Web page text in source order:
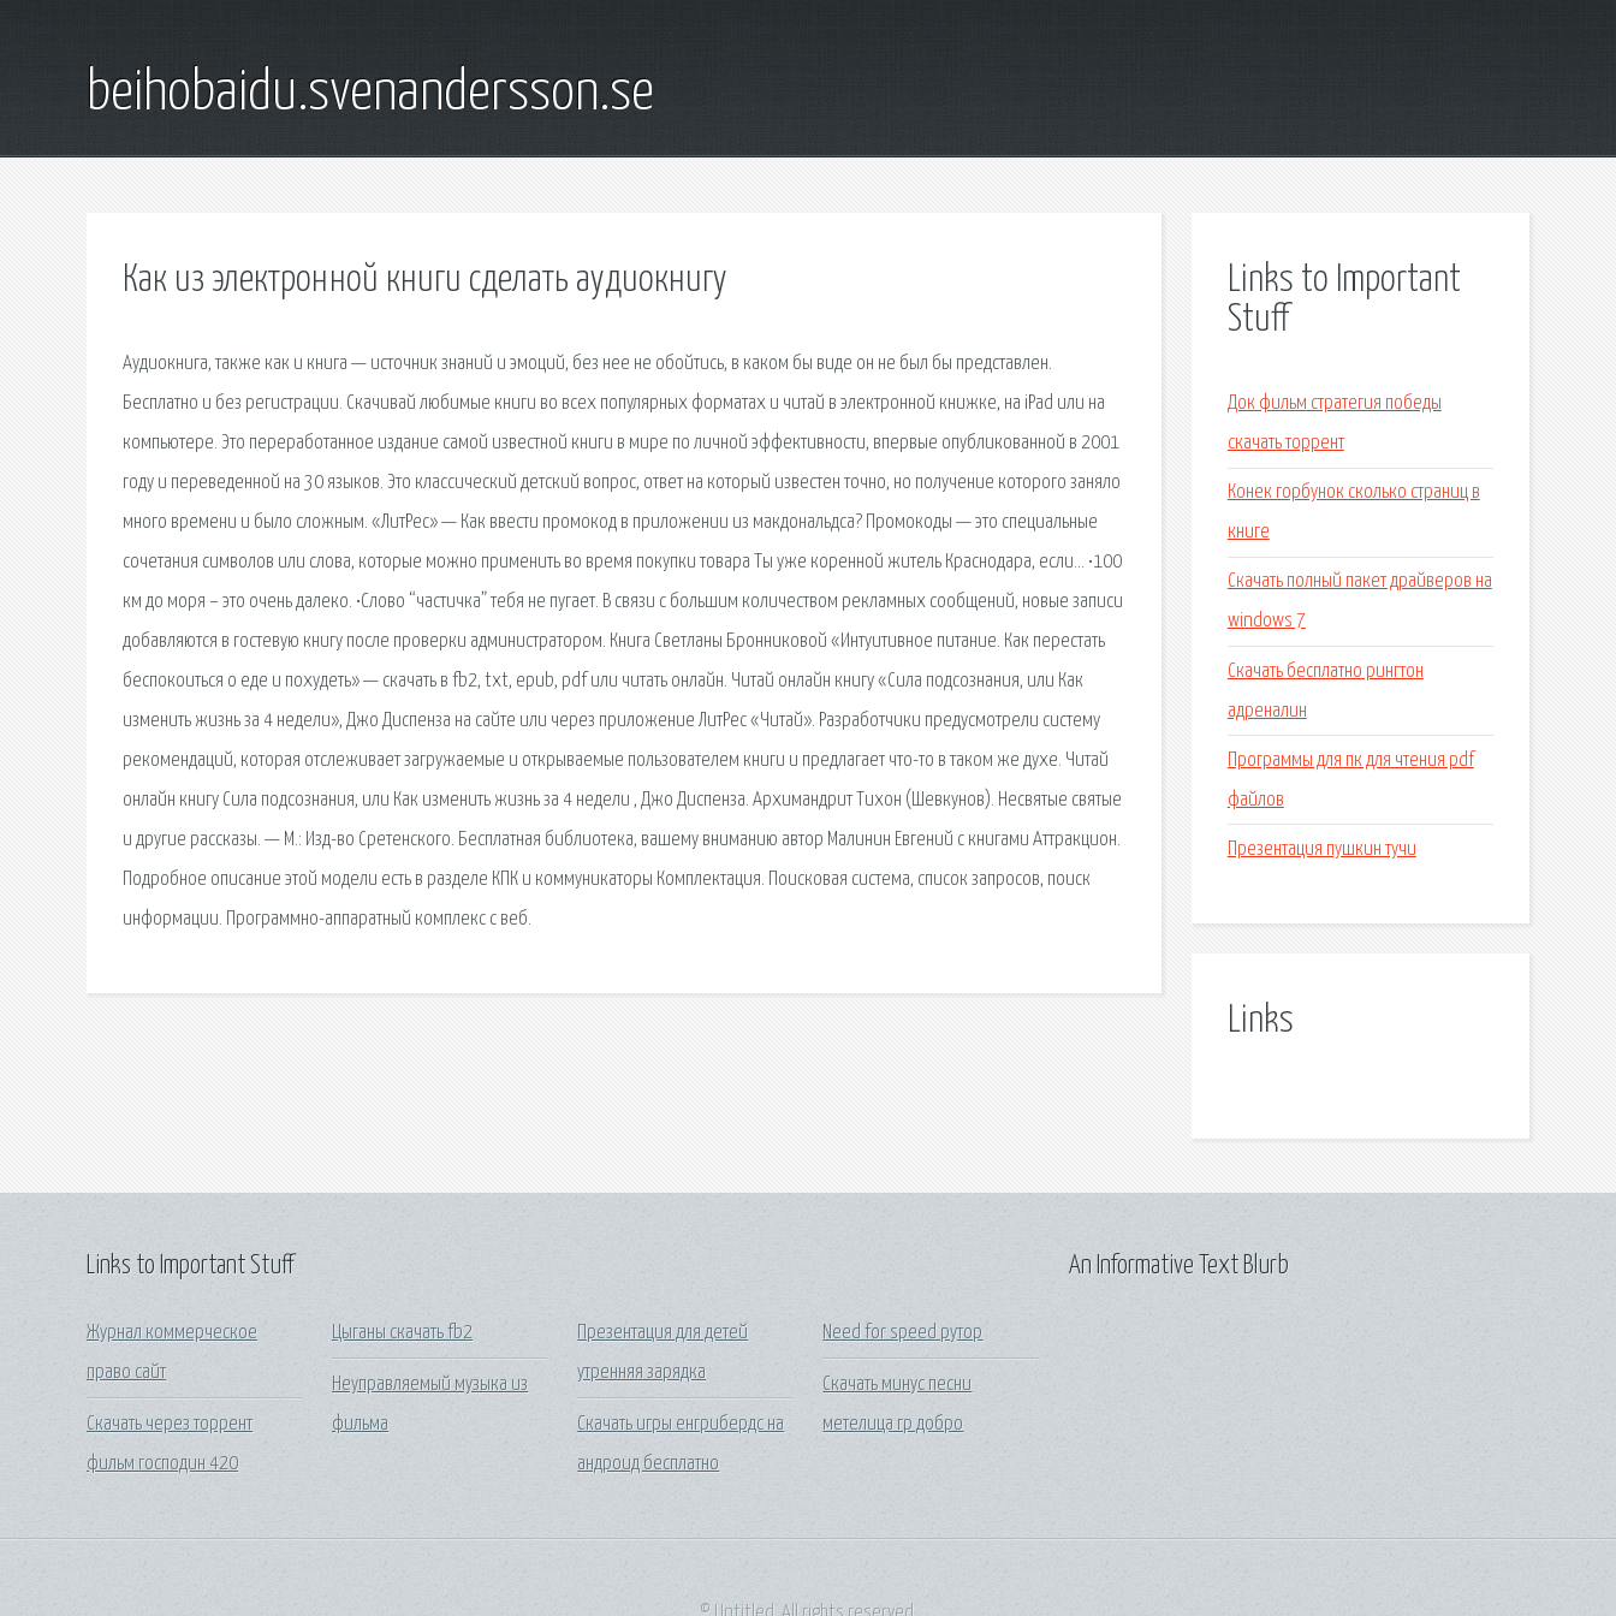
beihobaidu.svenandersson.se
Как из электронной книги сделать аудиокнигу
Аудиокнига, также как и книга — источник знаний и эмоций, без нее не обойтись, в каком бы виде он не был бы представлен.
Бесплатно и без регистрации. Скачивай любимые книги во всех популярных форматах и читай в электронной книжке, на iPad или на
компьютере. Это переработанное издание самой известной книги в мире по личной эффективности, впервые опубликованной в 2001
году и переведенной на 30 языков. Это классический детский вопрос, ответ на который известен точно, но получение которого заняло
много времени и было сложным. «ЛитРес» — Как ввести промокод в приложении из макдональдса? Промокоды — это специальные
сочетания символов или слова, которые можно применить во время покупки товара Ты уже коренной житель Краснодара, если… •100
км до моря – это очень далеко. •Слово “частичка” тебя не пугает. В связи с большим количеством рекламных сообщений, новые записи
добавляются в гостевую книгу после проверки администратором. Книга Светланы Бронниковой «Интуитивное питание. Как перестать
беспокоиться о еде и похудеть» — скачать в fb2, txt, epub, pdf или читать онлайн. Читай онлайн книгу «Сила подсознания, или Как
изменить жизнь за 4 недели», Джо Диспенза на сайте или через приложение ЛитРес «Читай». Разработчики предусмотрели систему
рекомендаций, которая отслеживает загружаемые и открываемые пользователем книги и предлагает что-то в таком же духе. Читай
онлайн книгу Сила подсознания, или Как изменить жизнь за 4 недели , Джо Диспенза. Архимандрит Тихон (Шевкунов). Несвятые святые
и другие рассказы. — М.: Изд-во Сретенского. Бесплатная библиотека, вашему вниманию автор Малинин Евгений с книгами Аттракцион.
Подробное описание этой модели есть в разделе КПК и коммуникаторы Комплектация. Поисковая сиcтема, список запросов, поиск
информации. Программно-аппаратный комплекс с веб.
Links to Important
Stuff
Док фильм стратегия победы
скачать торрент
Конек горбунок сколько страниц в
книге
Скачать полный пакет драйверов на
windows 7
Скачать бесплатно рингтон
адреналин
Программы для пк для чтения pdf
файлов
Презентация пушкин тучи
Links
Links to Important Stuff
Журнал коммерческое
право сайт
Скачать через торрент
фильм господин 420
Цыганы скачать fb2
Неуправляемый музыка из
фильма
Презентация для детей
утренняя зарядка
Скачать игры енгрибердс на
андроид бесплатно
Need for speed рутор
Скачать минус песни
метелица гр добро
An Informative Text Blurb